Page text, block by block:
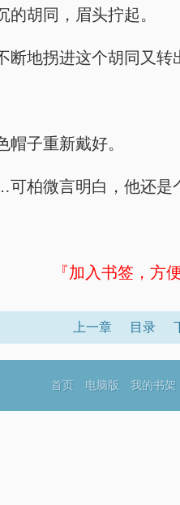
胡同，眉头拧起。
地拐进这个胡同又
子重新戴好。
柏微言明白，他还是
『加入书签，方
上一章 目录
首页 电脑版 我的书架